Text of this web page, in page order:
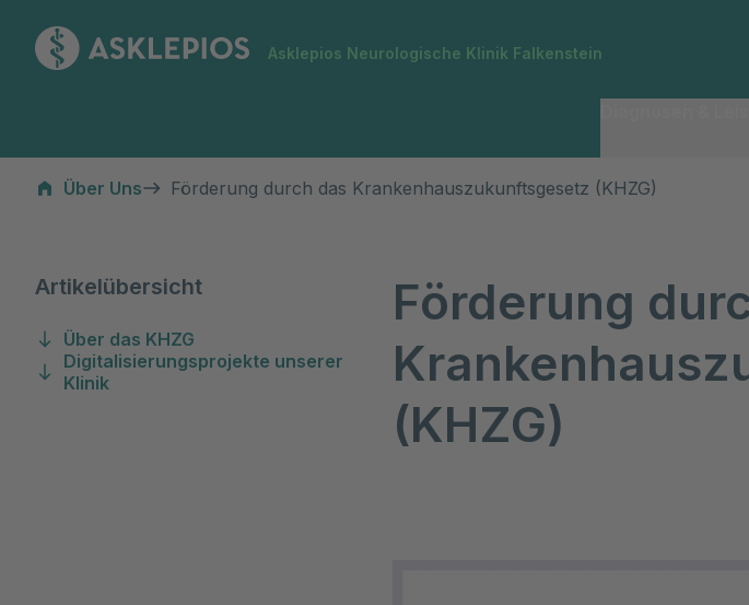
Asklepios Neurologische Klinik Falkenstein
Über Uns
Förderung durch das Krankenhauszukunftsgesetz (KHZG)
Förderung
(KHZG)
Artikelübersicht
Über das KHZG
Digitalisierungsprojekte unserer
Klinik